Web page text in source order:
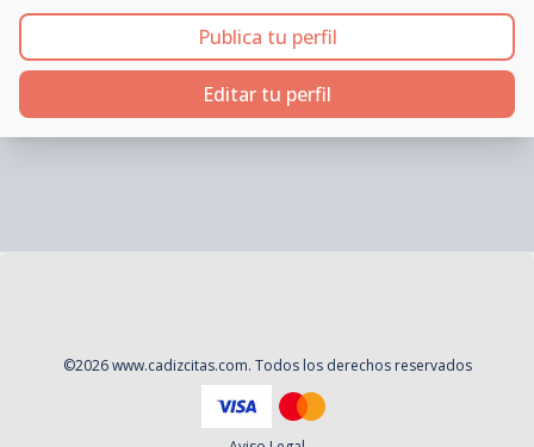
Publica tu perfil
Editar tu perfil
©2026 www.cadizcitas.com. Todos los derechos reservados